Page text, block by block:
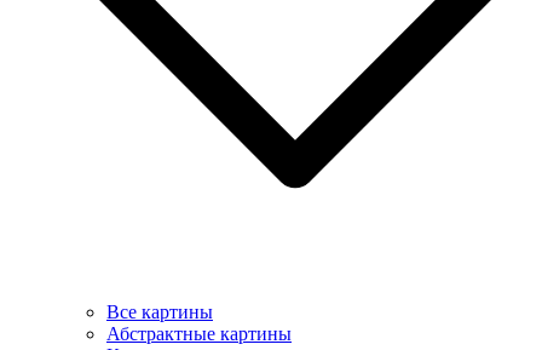
Все картины
Абстрактные картины